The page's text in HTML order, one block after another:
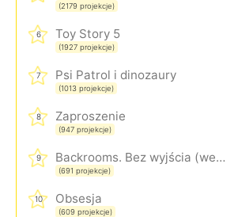
(2179 projekcje)
6 Toy Story 5
(1927 projekcje)
7 Psi Patrol i dinozaury
(1013 projekcje)
8 Zaproszenie
(947 projekcje)
9 Backrooms. Bez wyjścia (wersja rozszerzona)
(691 projekcje)
10 Obsesja
(609 projekcje)